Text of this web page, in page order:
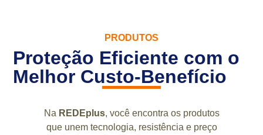
PRODUTOS
Proteção Eficiente com o
Melhor Custo-Benefício
Na REDEplus, você encontra os produtos
que unem tecnologia, resistência e preço